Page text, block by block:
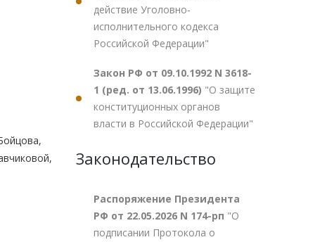
действие Уголовно-
исполнительного кодекса
Российской Федерации"
Закон РФ от 09.10.1992 N 3618-
1 (ред. от 13.06.1996) "О защите
конституционных органов
власти в Российской Федерации"
Законодательство
Распоряжение Президента
РФ от 22.05.2026 N 174-рп "О
подписании Протокола о